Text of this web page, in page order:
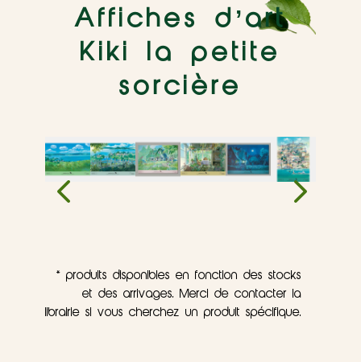
Affiches d’art
Kiki la petite
sorcière
* produits disponibles en fonction des stocks
et des arrivages. Merci de contacter la
librairie si vous cherchez un produit spécifique.